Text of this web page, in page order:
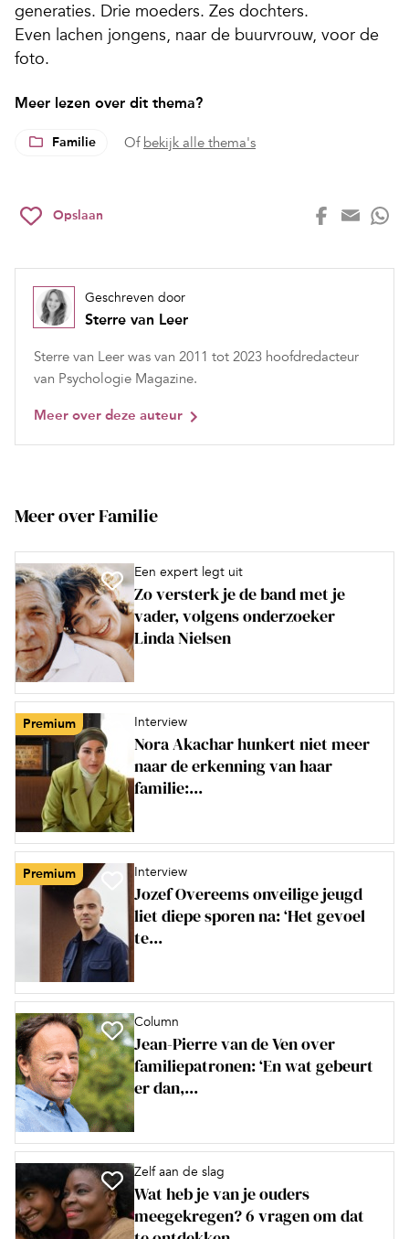
generaties. Drie moeders. Zes dochters.
Even lachen jongens, naar de buurvrouw, voor de
foto.
Meer lezen over dit thema?
Familie Of bekijk alle thema's
Opslaan
Geschreven door
Sterre van Leer
Sterre van Leer was van 2011 tot 2023 hoofdredacteur
van Psychologie Magazine.
Meer over deze auteur
Meer over Familie
Een expert legt uit
Zo versterk je de band met je
vader, volgens onderzoeker
Linda Nielsen
Premium Interview
Nora Akachar hunkert niet meer
naar de erkenning van haar
familie:...
Premium Interview
Jozef Overeems onveilige jeugd
liet diepe sporen na: ‘Het gevoel
te...
Column
Jean-Pierre van de Ven over
familiepatronen: ‘En wat gebeurt
er dan,...
Zelf aan de slag
Wat heb je van je ouders
meegekregen? 6 vragen om dat